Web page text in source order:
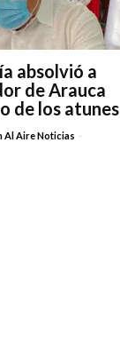
absolvió a
de Arauca
de los atunes
Al Aire Noticias -